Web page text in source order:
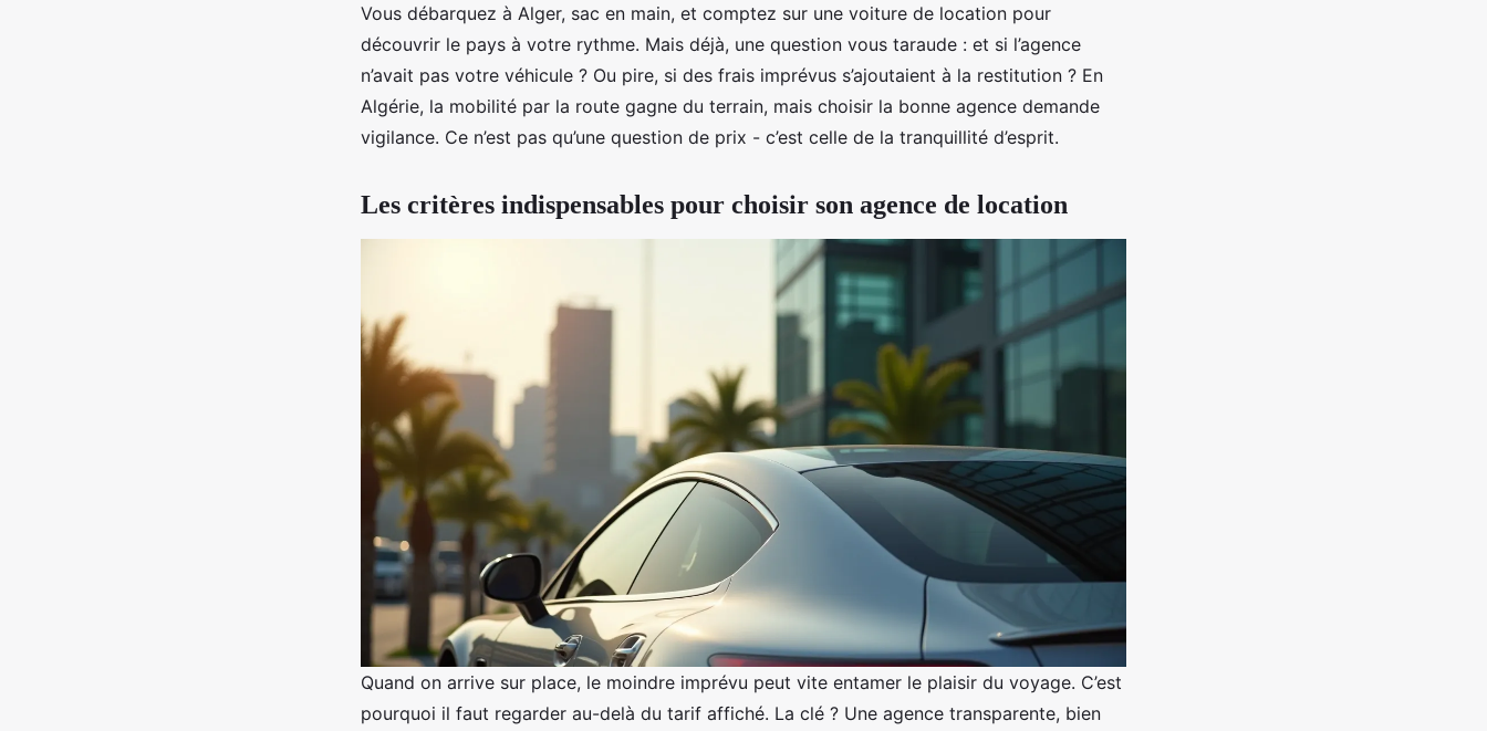
Vous débarquez à Alger, sac en main, et comptez sur une voiture de location pour
découvrir le pays à votre rythme. Mais déjà, une question vous taraude : et si l’agence
n’avait pas votre véhicule ? Ou pire, si des frais imprévus s’ajoutaient à la restitution ? En
Algérie, la mobilité par la route gagne du terrain, mais choisir la bonne agence demande
vigilance. Ce n’est pas qu’une question de prix - c’est celle de la tranquillité d’esprit.
Les critères indispensables pour choisir son agence de location
Quand on arrive sur place, le moindre imprévu peut vite entamer le plaisir du voyage. C’est
pourquoi il faut regarder au-delà du tarif affiché. La clé ? Une agence transparente, bien